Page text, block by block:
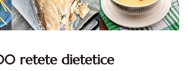
retete dietetice